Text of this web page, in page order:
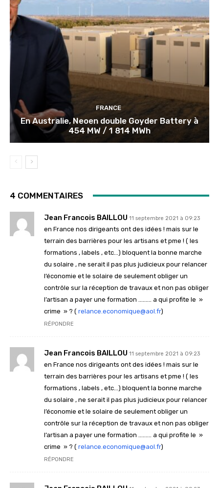
FRANCE
En Australie, Neoen double Goyder Battery à
454 MW / 1 814 MWh
4 COMMENTAIRES
Jean Francois BAILLOU 11 septembre 2021 à 09:23
en France nos dirigeants ont des idées ! mais sur le
terrain des barrières pour les artisans et pme ! ( les
formations , labels , etc…) bloquent la bonne marche
du solaire , ne serait il pas plus judicieux pour relancer
l’économie et le solaire de seulement obliger un
contrôle sur la réception de travaux et non pas obliger
l’artisan a payer une formation ……… a qui profite le »
crime » ? ( relance.economique@aol.fr)
RÉPONDRE
Jean Francois BAILLOU 11 septembre 2021 à 09:23
en France nos dirigeants ont des idées ! mais sur le
terrain des barrières pour les artisans et pme ! ( les
formations , labels , etc…) bloquent la bonne marche
du solaire , ne serait il pas plus judicieux pour relancer
l’économie et le solaire de seulement obliger un
contrôle sur la réception de travaux et non pas obliger
l’artisan a payer une formation ……… a qui profite le »
crime » ? ( relance.economique@aol.fr)
RÉPONDRE